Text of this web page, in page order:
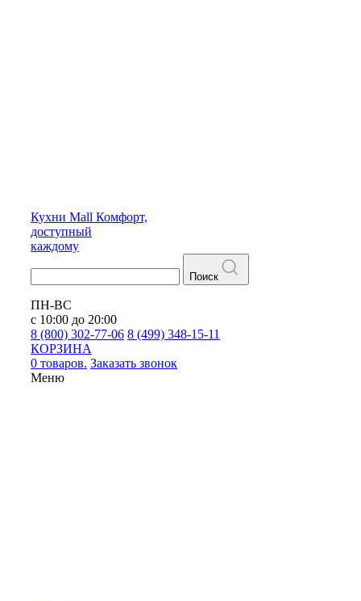
Кухни Mall Комфорт,
доступный
каждому
Поиск
ПН-ВС
с 10:00 до 20:00
8 (800) 302-77-06 8 (499) 348-15-11
КОРЗИНА
0 товаров. Заказать звонок
Меню